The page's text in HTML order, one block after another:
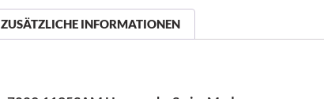
ZUSÄTZLICHE INFORMATIONEN